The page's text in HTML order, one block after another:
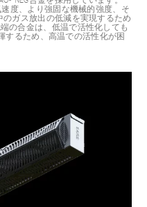
度、より強固な機械的強度、そ
のガス放出の低減を実現するため
の合金は、低温で活性化しても
するため、高温での活性化が困